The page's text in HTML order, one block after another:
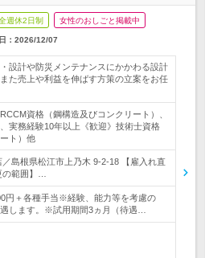
週休2日制 女性のおしごと掲載中
： 2026/12/07
設計や防災メンテナンスにかかわる設計
た売上や利益を伸ばす方策の立案をお任
資格（鋼構造及びコンクリート）、
実務経験10年以上《歓迎》技術士資格
ト）他
／島根県松江市上乃木 9-2-18 【雇入れ直
範囲】…
円＋各種手当※経験、能力等を考慮の
遇します。※試用期間3ヵ月（待遇…